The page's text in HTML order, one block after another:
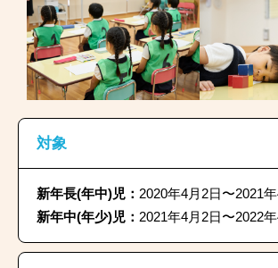
対象
新年長(年中)児： 2020年4月2日〜2021
新年中(年少)児： 2021年4月2日〜2022